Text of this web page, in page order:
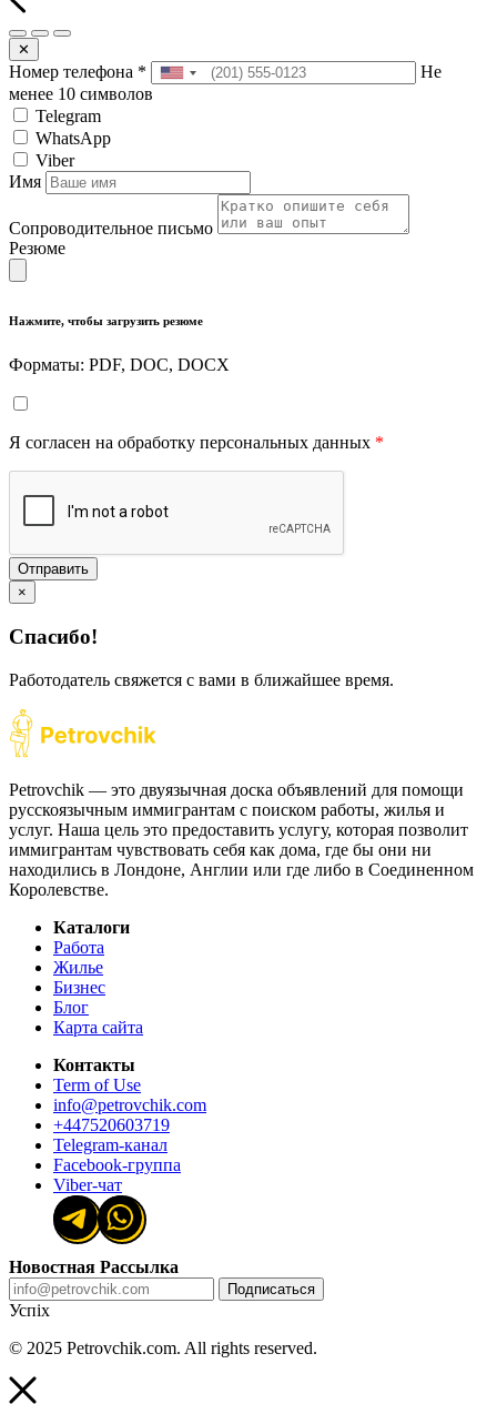
✕
Номер телефона *
Не
менее 10 символов
Telegram
WhatsApp
Viber
Имя
Сопроводительное письмо
Резюме
Нажмите, чтобы загрузить резюме
Форматы: PDF, DOC, DOCX
Я согласен на обработку персональных данных *
Отправить
×
Спасибо!
Работодатель свяжется с вами в ближайшее время.
Petrovchik — это двуязычная доска объявлений для помощи
русскоязычным иммигрантам с поиском работы, жилья и
услуг. Наша цель это предоставить услугу, которая позволит
иммигрантам чувствовать себя как дома, где бы они ни
находились в Лондоне, Англии или где либо в Соединенном
Королевстве.
Каталоги
Работа
Жилье
Бизнес
Блог
Карта сайта
Контакты
Term of Use
info@petrovchik.com
+447520603719
Telegram-канал
Facebook-группа
Viber-чат
Новостная Рассылка
Подписаться
Успіх
© 2025 Petrovchik.com. All rights reserved.